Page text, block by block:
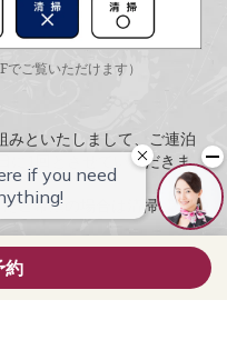
ご覧いただけます）
みといたしまして、ご連泊
に1回とさせていただきま
ご希望の場合は清掃いた
げます。
約